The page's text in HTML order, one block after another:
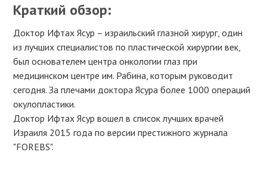
Краткий обзор:
Доктор Ифтах Ясур – израильский глазной хирург, один
из лучших специалистов по пластической хирургии век,
был основателем центра онкологии глаз при
медицинском центре им. Рабина, которым руководит
сегодня. За плечами доктора Ясура более 1000 операций
окулопластики.
Доктор Ифтах Ясур вошел в список лучших врачей
Израиля 2015 года по версии престижного журнала
"FOREBS".